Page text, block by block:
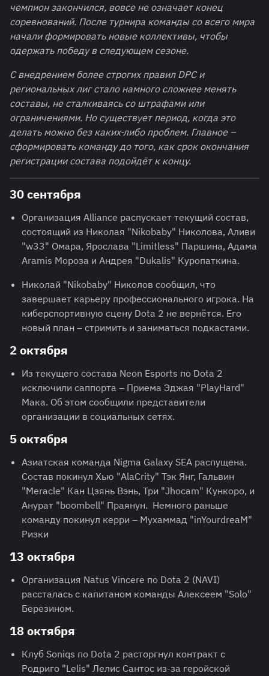
чемпион закончился, вовсе не означает конец
соревнований. После турнира команды со всего мира
начали формировать новые коллективы, чтобы
одержать победу в следующем сезоне.
С внедрением более строгих правил DPC и
региональных лиг стало намного сложнее менять
составы, не сталкиваясь со штрафами или
ограничениями. Но существует период, когда это
делать можно без каких-либо проблем. Главное –
сформировать команду до того, как срок окончания
регистрации состава подойдёт к концу.
30 сентября
Организация Alliance распускает текущий состав,
состоящий из Николая "Nikobaby" Николова, Аливи
"w33" Омара, Ярослава "Limitless" Паршина, Адама
Aramis Мороза и Андрея "Dukalis" Куропаткина.
Николай "Nikobaby" Николов сообщил, что
завершает карьеру профессионального игрока. На
киберспортивную сцену Dota 2 не вернётся. Его
новый план – стримить и заниматься подкастами.
2 октября
Из текущего состава Neon Esports по Dota 2
исключили саппорта – Приема Эджая "PlayHard"
Мака. Об этом сообщили представители
организации в социальных сетях.
5 октября
Азиатская команда Nigma Galaxy SEA распущена.
Состав покинул Хью "AlaCrity" Тэк Янг, Гальвин
"Meracle" Кан Цзянь Вэнь, Три "Jhocam" Кункоро, и
Анурат "boombell" Праянун. Немного раньше
команду покинул керри – Мухаммад "inYourdreaM"
Ризки
13 октября
Организация Natus Vincere по Dota 2 (NAVI)
рассталась с капитаном команды Алексеем "Solo"
Березином.
18 октября
Клуб Soniqs по Dota 2 расторгнул контракт с
Родриго "Lelis" Лелис Сантос из-за геройской